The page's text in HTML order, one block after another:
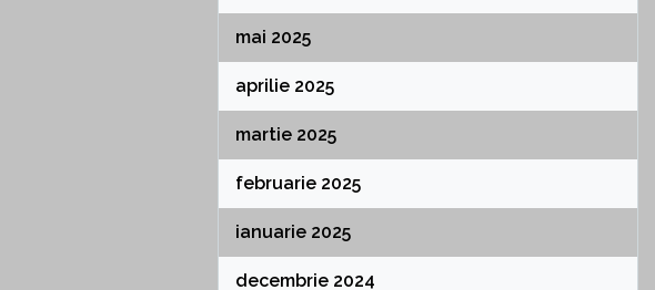
mai 2025
aprilie 2025
martie 2025
februarie 2025
ianuarie 2025
decembrie 2024